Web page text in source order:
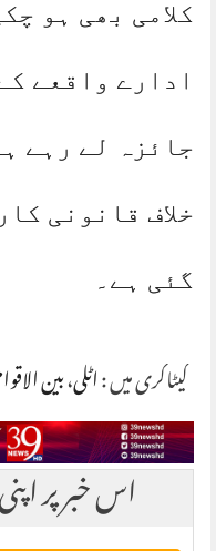
کلامی بھی ہو
ادارے واقعے
جائزہ لے رہے
خلاف قانونی
گئی ہے۔
کیٹاگری میں :اٹلی،بین
اس خبر پر